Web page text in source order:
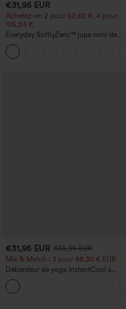
€31,95 EUR
Achetez-en 2 pour 52,62 €, 4 pour
105,24 €
Everyday SoftlyZero™ jupe mini de
tennis aérée à pans croisés 2-en-1 avec
poche latérale et toucher frais - Lucid-
UPF50+
€31,95 EUR €35,95 EUR
Mix & Match : 3 pour 88,30 € EUR
Débardeur de yoga InstantCool à
encolure en U et ourlet arrondi –
UPF50+